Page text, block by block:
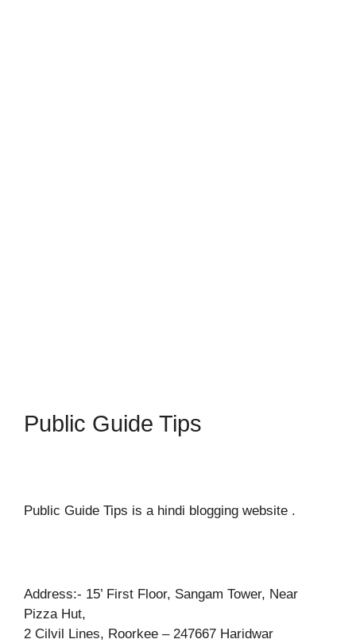
Public Guide Tips
Public Guide Tips is a hindi blogging website .
Address:- 15’ First Floor, Sangam Tower, Near
Pizza Hut,
2 Cilvil Lines, Roorkee – 247667 Haridwar